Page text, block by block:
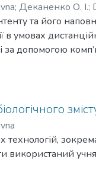
; Деканенко О. І.;
та його
в умовах
допомогою
Інтернет.
проте таким
До засобів
слів на
дозволяють
використаний